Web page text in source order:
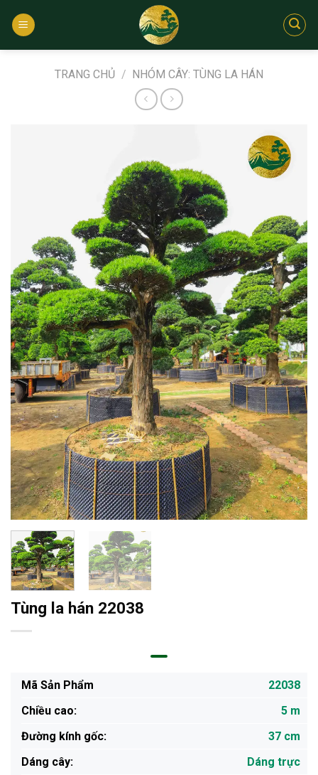
qua
TRANG CHỦ / NHÓM CÂY: TÙNG LA HÁN
Tùng la hán 22038
Mã Sản Phẩm
22038
Chiều cao:
5 m
Đường kính gốc:
37 cm
Dáng cây:
Dáng trực